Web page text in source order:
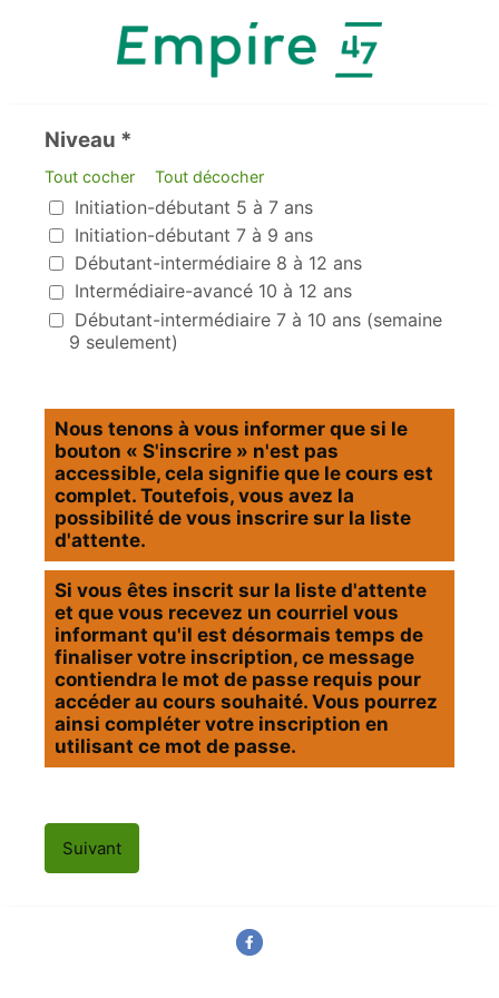
Niveau *
Tout cocher Tout décocher
NiveauInitiation-débutant 5 à 7 ans
Initiation-débutant 7 à 9 ans
Débutant-intermédiaire 8 à 12 ans
Intermédiaire-avancé 10 à 12 ans
Débutant-intermédiaire 7 à 10 ans (semaine
9 seulement)
Nous tenons à vous informer que si le
bouton « S'inscrire » n'est pas
accessible, cela signifie que le cours est
complet. Toutefois, vous avez la
possibilité de vous inscrire sur la liste
d'attente.
Si vous êtes inscrit sur la liste d'attente
et que vous recevez un courriel vous
informant qu'il est désormais temps de
finaliser votre inscription, ce message
contiendra le mot de passe requis pour
accéder au cours souhaité. Vous pourrez
ainsi compléter votre inscription en
utilisant ce mot de passe.
Suivant